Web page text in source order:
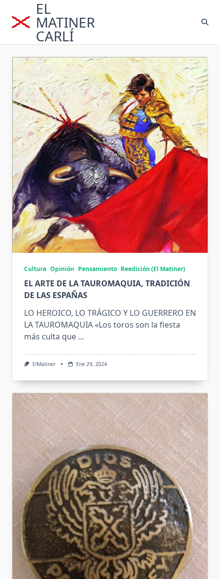
contenido
EL
MATINER
CARLÍ
Cultura Opinión Pensamiento Reedición (El Matiner)
EL ARTE DE LA TAUROMAQUIA, TRADICIÓN
DE LAS ESPAÑAS
LO HEROICO, LO TRÁGICO Y LO GUERRERO EN
LA TAUROMAQUIA «Los toros son la fiesta
más culta que ...
ElMatiner Ene 29, 2024